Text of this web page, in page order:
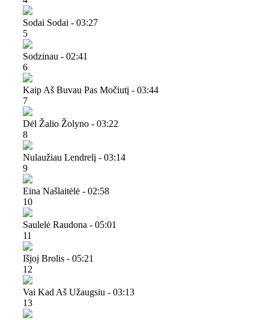
Sodai Sodai - 03:27
5
Sodzinau - 02:41
6
Kaip Aš Buvau Pas Močiutį - 03:44
7
Dėl Žalio Žolyno - 03:22
8
Nulaužiau Lendrelį - 03:14
9
Eina Našlaitėlė - 02:58
10
Saulelė Raudona - 05:01
11
Išjoj Brolis - 05:21
12
Vai Kad Aš Užaugsiu - 03:13
13